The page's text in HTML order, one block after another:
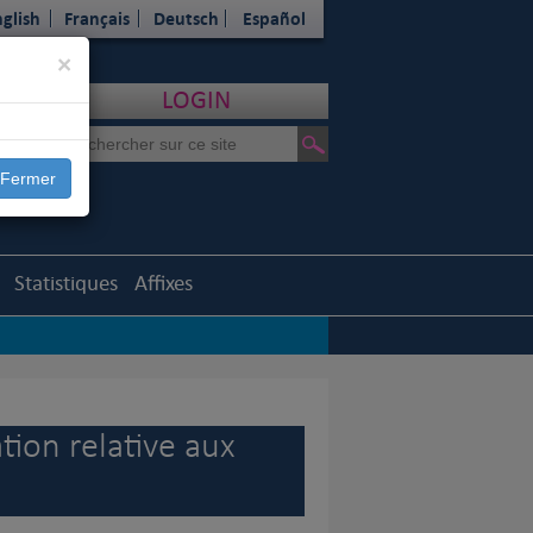
×
Fermer
Français Deutsch Español
LOGIN
Statistiques Affixes
relative aux